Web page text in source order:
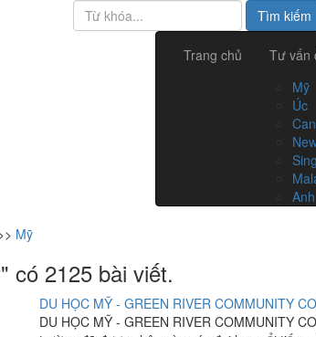
Trang chủ
Tư vấn
Mỹ
Úc
Anh
Mỹ
có 2125 bài viết.
DU HỌC MỸ - GREEN RIVER COMMUNITY
DU HỌC MỸ - GREEN RIVER COMMUNITY